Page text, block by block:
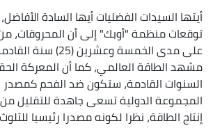
أيتها السيدات الفضليات أيها السادة
توقعات منظمة "أوبك" إلى أن المحروقات،
على مدى الخمسة وعشرين
مشهد الطاقة العالمي، كما أن المعركة
السنوات القادمة، ستكون ضد الفحم كمصدر
المجموعة الدولية تسعى جاهدة للتقليل من
إنتاج الطاقة، نظرا لكونه مصدرا رئيسيا للتلوث